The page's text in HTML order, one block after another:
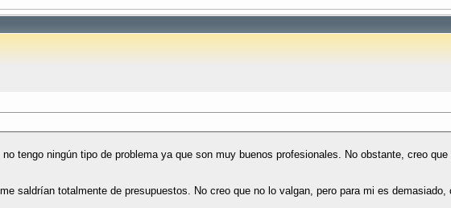
tengo ningún tipo de problema ya que son muy buenos profesionales. No obstante, creo
saldrían totalmente de presupuestos. No creo que no lo valgan, pero para mi es demasiado,